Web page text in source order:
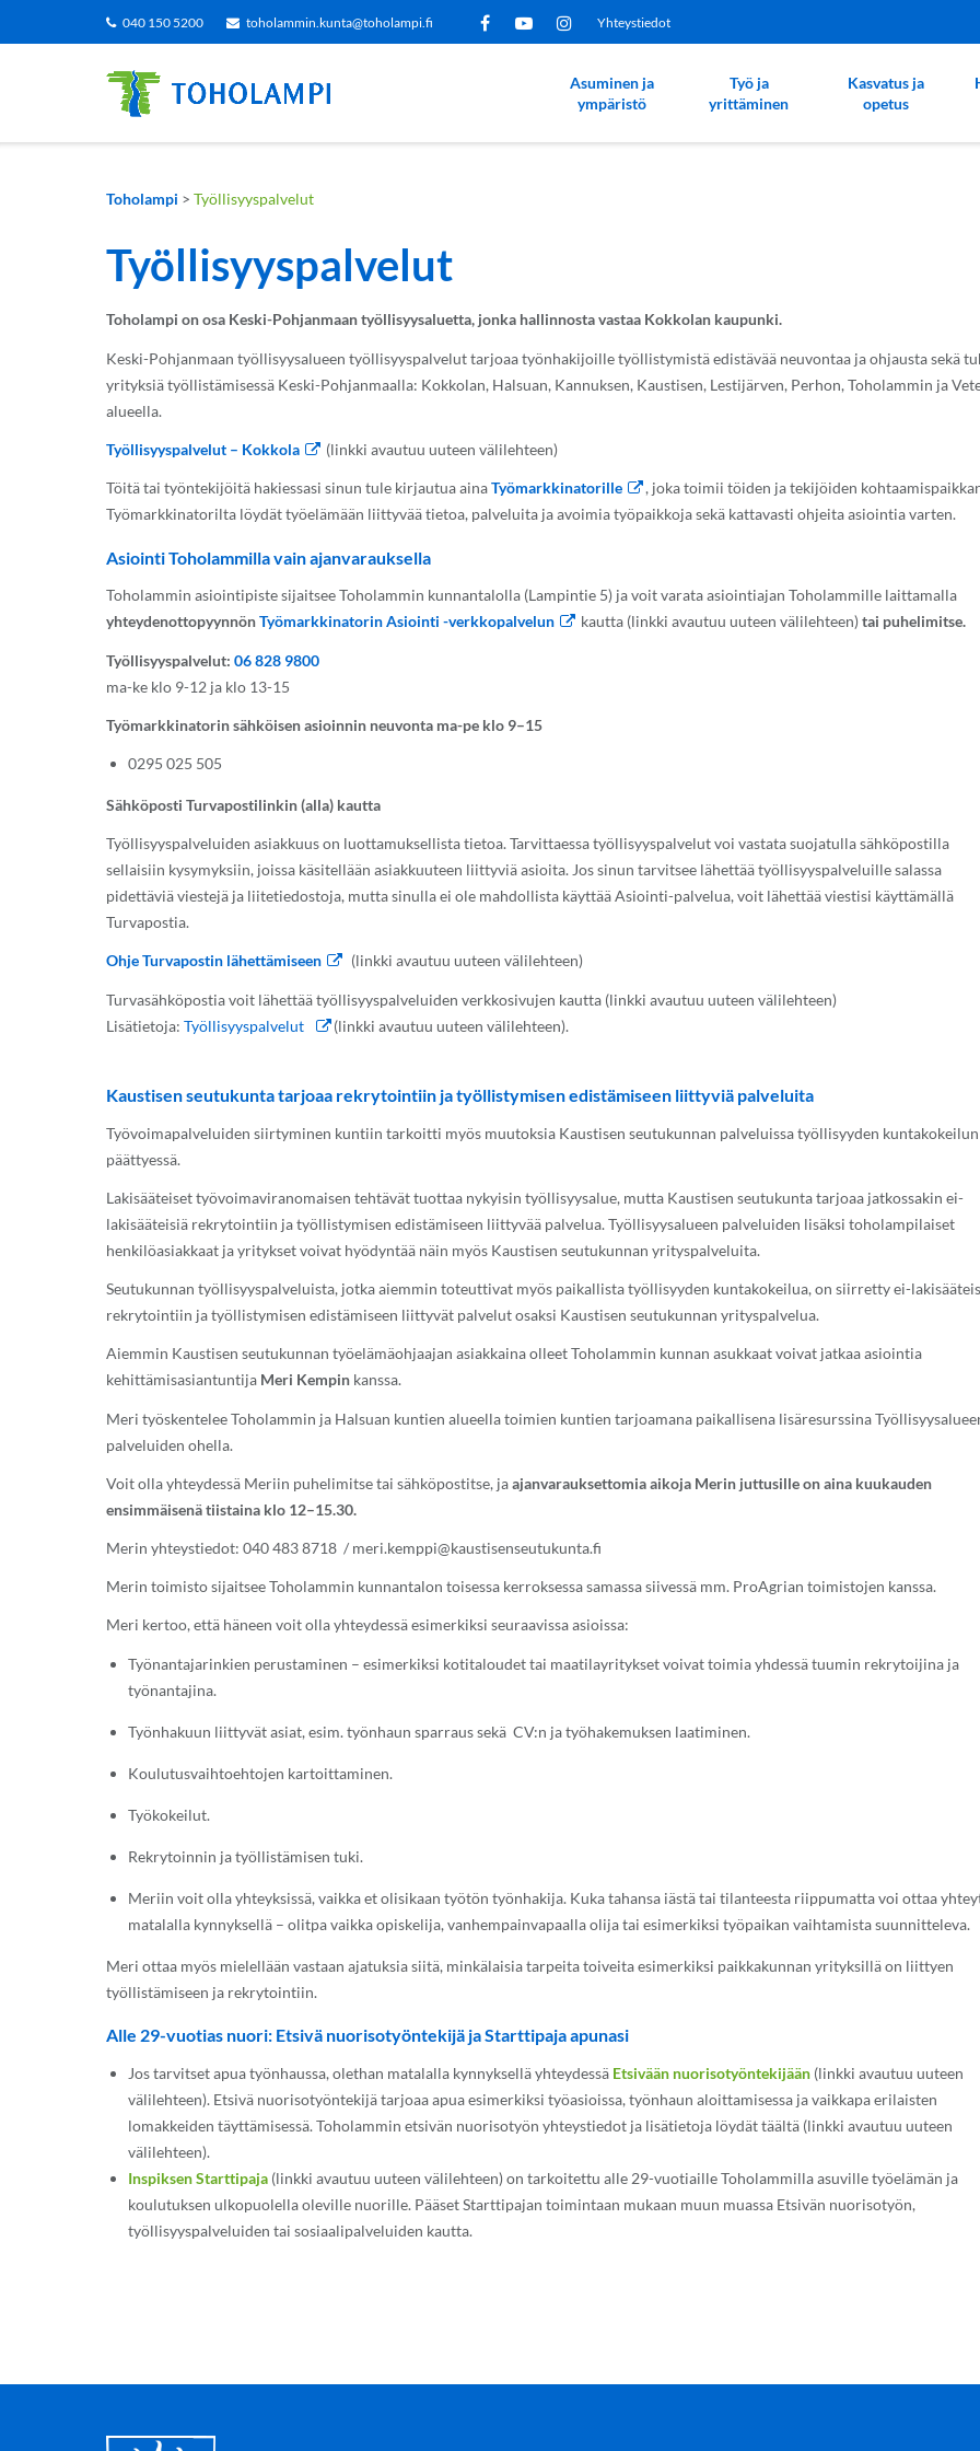
040 150 5200 toholammin.kunta@toholampi.fi Yhteystiedot
Asuminen ja
ympäristö
Työ ja
yrittäminen
Kasvatus ja
opetus
Toholampi > Työllisyyspalvelut
Työllisyyspalvelut
Toholampi on osa Keski-Pohjanmaan työllisyysaluetta, jonka hallinnosta vastaa Kokkolan kaupunki.
Keski-Pohjanmaan työllisyysalueen työllisyyspalvelut tarjoaa työnhakijoille työllistymistä edistävää neuvontaa ja ohjausta sekä
yrityksiä työllistämisessä Keski-Pohjanmaalla: Kokkolan, Halsuan, Kannuksen, Kaustisen, Lestijärven, Perhon, Toholammin ja
alueella.
Työllisyyspalvelut – Kokkola (linkki avautuu uuteen välilehteen)
Töitä tai työntekijöitä hakiessasi sinun tule kirjautua ainaTyömarkkinatorille
, joka toimii töiden ja tekijöiden
Työmarkkinatorilta löydät työelämään liittyvää tietoa, palveluita ja avoimia työpaikkoja sekä kattavasti ohjeita asiointia varten.
Asiointi Toholammilla vain ajanvarauksella
Toholammin asiointipiste sijaitsee Toholammin kunnantalolla (Lampintie 5) ja voit varata asiointiajan Toholammille laittamalla
yhteydenottopyynnönTyömarkkinatorin Asiointi -verkkopalvelun kautta (linkki avautuu uuteen välilehteen)tai puhelimitse.
Työllisyyspalvelut: 06 828 9800
ma-ke klo 9-12 ja klo 13-15
Työmarkkinatorin sähköisen asioinnin neuvonta ma-pe klo 9–15
0295 025 505
Sähköposti Turvapostilinkin (alla) kautta
Työllisyyspalveluiden asiakkuus on luottamuksellista tietoa. Tarvittaessa työllisyyspalvelut voi vastata suojatulla sähköpostilla
sellaisiin kysymyksiin, joissa käsitellään asiakkuuteen liittyviä asioita. Jos sinun tarvitsee lähettää työllisyyspalveluille salassa
pidettäviä viestejä ja liitetiedostoja, mutta sinulla ei ole mahdollista käyttää Asiointi-palvelua, voit lähettää viestisi käyttämällä
Turvapostia.
Ohje Turvapostin lähettämiseen (linkki avautuu uuteen välilehteen)
Turvasähköpostia voit lähettää työllisyyspalveluiden verkkosivujen kautta (linkki avautuu uuteen välilehteen)
Lisätietoja: Työllisyyspalvelut (linkki avautuu uuteen välilehteen).
Kaustisen seutukunta tarjoaa rekrytointiin ja työllistymisen edistämiseen liittyviä palveluita
Työvoimapalveluiden siirtyminen kuntiin tarkoitti myös muutoksia Kaustisen seutukunnan palveluissa työllisyyden kuntakokeilun
päättyessä.
Lakisääteiset työvoimaviranomaisen tehtävät tuottaa nykyisin työllisyysalue, mutta Kaustisen seutukunta tarjoaa jatkossakin ei-
lakisääteisiä rekrytointiin ja työllistymisen edistämiseen liittyvää palvelua. Työllisyysalueen palveluiden lisäksi toholampilaiset
henkilöasiakkaat ja yritykset voivat hyödyntää näin myös Kaustisen seutukunnan yrityspalveluita.
Seutukunnan työllisyyspalveluista, jotka aiemmin toteuttivat myös paikallista työllisyyden kuntakokeilua, on siirretty ei-
rekrytointiin ja työllistymisen edistämiseen liittyvät palvelut osaksi Kaustisen seutukunnan yrityspalvelua.
Aiemmin Kaustisen seutukunnan työelämäohjaajan asiakkaina olleet Toholammin kunnan asukkaat voivat jatkaa asiointia
kehittämisasiantuntija Meri Kempinkanssa.
Meri työskentelee Toholammin ja Halsuan kuntien alueella toimien kuntien tarjoamana paikallisena lisäresurssina
palveluiden ohella.
Voit olla yhteydessä Meriin puhelimitse tai sähköpostitse, jaajanvarauksettomia aikoja Merin juttusille on aina kuukauden
ensimmäisenä tiistaina klo 12–15.30.
Merin yhteystiedot: 040 483 8718 / meri.kemppi@kaustisenseutukunta.fi
Merin toimisto sijaitsee Toholammin kunnantalon toisessa kerroksessa samassa siivessä mm. ProAgrian toimistojen kanssa.
Meri kertoo, että häneen voit olla yhteydessä esimerkiksi seuraavissa asioissa:
Työnantajarinkien perustaminen – esimerkiksi kotitaloudet tai maatilayritykset voivat toimia yhdessä tuumin rekrytoijina ja
työnantajina.
Työnhakuun liittyvät asiat, esim. työnhaun sparraus sekä CV:n ja työhakemuksen laatiminen.
Koulutusvaihtoehtojen kartoittaminen.
Työkokeilut.
Rekrytoinnin ja työllistämisen tuki.
Meriin voit olla yhteyksissä, vaikka et olisikaan työtön työnhakija. Kuka tahansa iästä tai tilanteesta riippumatta voi ottaa
matalalla kynnyksellä – olitpa vaikka opiskelija, vanhempainvapaalla olija tai esimerkiksi työpaikan vaihtamista suunnitteleva.
Meri ottaa myös mielellään vastaan ajatuksia siitä, minkälaisia tarpeita toiveita esimerkiksi paikkakunnan yrityksillä on liittyen
työllistämiseen ja rekrytointiin.
Alle 29-vuotias nuori: Etsivä nuorisotyöntekijä ja Starttipaja apunasi
Jos tarvitset apua työnhaussa, olethan matalalla kynnyksellä yhteydessä Etsivään nuorisotyöntekijään(linkki avautuu uuteen
välilehteen). Etsivä nuorisotyöntekijä tarjoaa apua esimerkiksi työasioissa, työnhaun aloittamisessa ja vaikkapa erilaisten
lomakkeiden täyttämisessä. Toholammin etsivän nuorisotyön yhteystiedot ja lisätietoja löydät täältä (linkki avautuu uuteen
välilehteen).
Inspiksen Starttipaja(linkki avautuu uuteen välilehteen) on tarkoitettu alle 29-vuotiaille Toholammilla asuville työelämän ja
koulutuksen ulkopuolella oleville nuorille. Pääset Starttipajan toimintaan mukaan muun muassa Etsivän nuorisotyön,
työllisyyspalveluiden tai sosiaalipalveluiden kautta.